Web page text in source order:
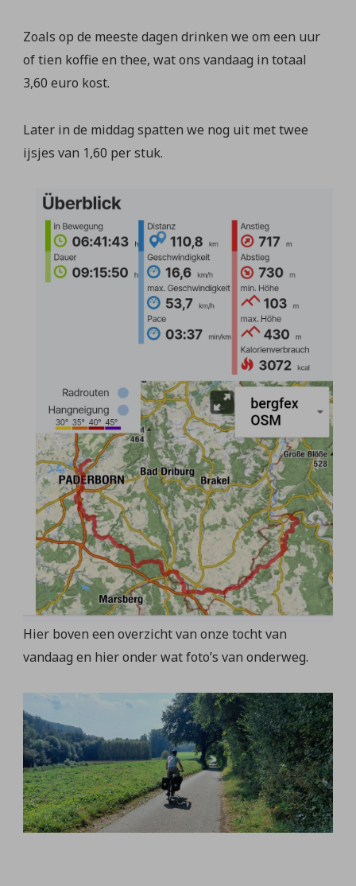
Zoals op de meeste dagen drinken we om een uur
of tien koffie en thee, wat ons vandaag in totaal
3,60 euro kost.
Later in de middag spatten we nog uit met twee
ijsjes van 1,60 per stuk.
Hier boven een overzicht van onze tocht van
vandaag en hier onder wat foto’s van onderweg.